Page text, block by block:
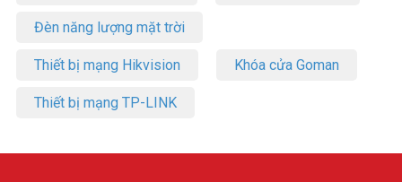
Đèn năng lượng mặt trời
Thiết bị mạng Hikvision Khóa cửa Goman
Thiết bị mạng TP-LINK